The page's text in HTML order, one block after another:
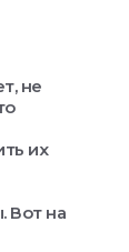
не
их
Вот на